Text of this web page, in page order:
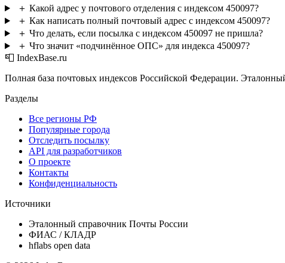
＋ Какой адрес у почтового отделения с индексом 450097?
＋ Как написать полный почтовый адрес с индексом 450097?
＋ Что делать, если посылка с индексом 450097 не пришла?
＋ Что значит «подчинённое ОПС» для индекса 450097?
📮 IndexBase.ru
Полная база почтовых индексов Российской Федерации.
Разделы
Все регионы РФ
Популярные города
Отследить посылку
API для разработчиков
О проекте
Контакты
Конфиденциальность
Источники
Эталонный справочник Почты России
ФИАС / КЛАДР
hflabs open data